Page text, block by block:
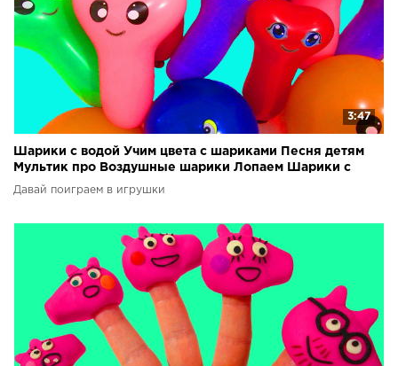
3:47
Шарики с водой Учим цвета с шариками Песня детям
Мультик про Воздушные шарики Лопаем Шарики с
водой
Давай поиграем в игрушки